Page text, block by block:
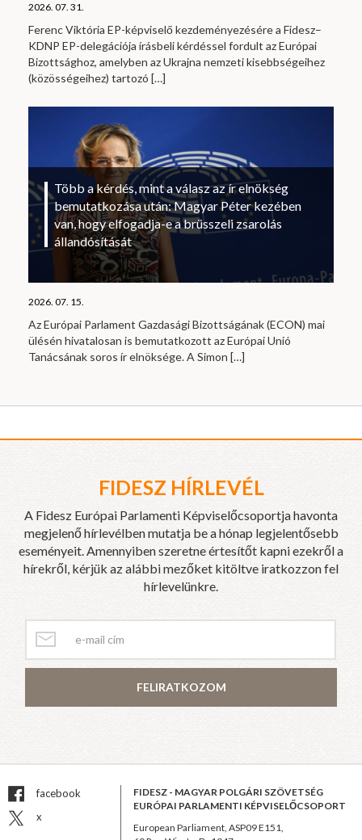
2026. 07. 31.
Ferenc Viktória EP-képviselő kezdeményezésére a Fidesz–
KDNP EP-delegációja írásbeli kérdéssel fordult az Európai
Bizottsághoz, amelyben az Ukrajna nemzeti kisebbségeihez
(közösségeihez) tartozó […]
Több a kérdés, mint a válasz az ír elnökség
bemutatkozása után: Magyar Péter kezében
van, hogy elfogadja-e a brüsszeli zsarolás
állandósítását
2026. 07. 15.
Az Európai Parlament Gazdasági Bizottságának (ECON) mai
ülésén hivatalosan is bemutatkozott az Európai Unió
Tanácsának soros ír elnöksége. A Simon […]
FIDESZ HÍRLEVÉL
A Fidesz Európai Parlamenti Képviselőcsoportja havonta
megjelenő hírlevélben mutatja be a hónap legjelentősebb
eseményeit. Amennyiben szeretne értesítőt kapni ezekről a
hírekről, kérjük az alábbi mezőket kitöltve iratkozzon fel
hírlevelünkre.
FELIRATKOZOM
facebook
x
FIDESZ - MAGYAR POLGÁRI SZÖVETSÉG
EURÓPAI PARLAMENTI KÉPVISELŐCSOPORT
European Parliament, ASP09 E151,